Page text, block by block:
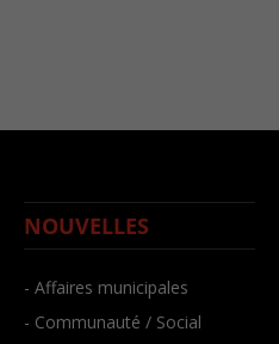
NOUVELLES
- Affaires municipales
- Communauté / Social